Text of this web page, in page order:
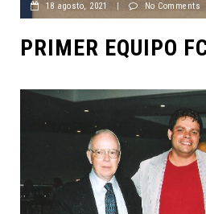
18 agosto, 2021 No Comments
PRIMER EQUIPO